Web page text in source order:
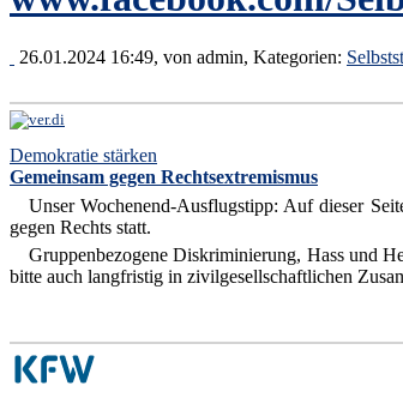
26.01.2024 16:49, von admin, Kategorien:
Demokratie stärken
Gemeinsam gegen Rechtsextremismus
Unser Wochenend-Ausflugstipp: Auf dieser
gegen Rechts statt.
Gruppenbezogene Diskriminierung, Hass und
bitte auch langfristig in zivilgesellschaftlichen